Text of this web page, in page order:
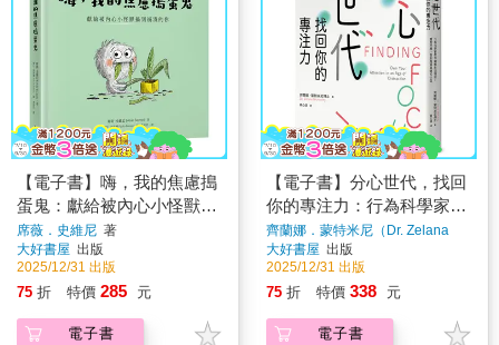
【電子書】嗨，我的焦慮搗
蛋鬼：獻給被內心小怪獸搞
到崩潰的你
席薇．史維尼 著
大好書屋 出版
2025/12/31 出版
75 折 特價 285 元
電子書
【電子書】分心世代，找回
你的專注力：行為科學家教
你擺脫生活雜訊，重拾平
靜，告別拖延與瞎忙人生
齊蘭娜．蒙特米尼（Dr. Zelana
Montminy） 著
大好書屋 出版
2025/12/31 出版
75 折 特價 338 元
電子書